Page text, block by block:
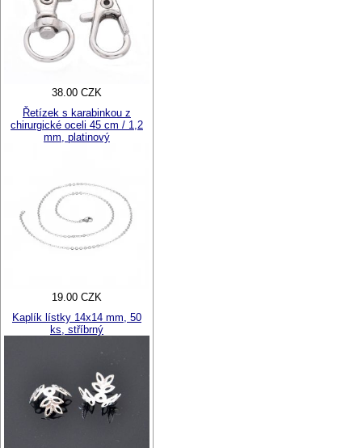
38.00 CZK
Řetízek s karabinkou z
chirurgické oceli 45 cm / 1,2
mm, platinový
19.00 CZK
Kaplík lístky 14x14 mm, 50
ks, stříbrný